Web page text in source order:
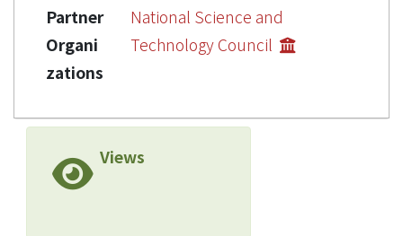
Partner
Organi
zations
National Science and
Technology Council
Views